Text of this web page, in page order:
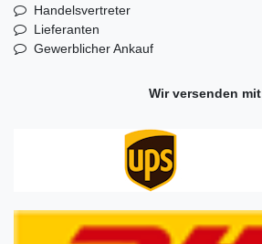
Handelsvertreter
Lieferanten
Gewerblicher Ankauf
Wir versenden mit